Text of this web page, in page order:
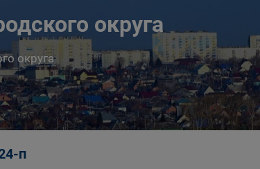
округа
округа
п